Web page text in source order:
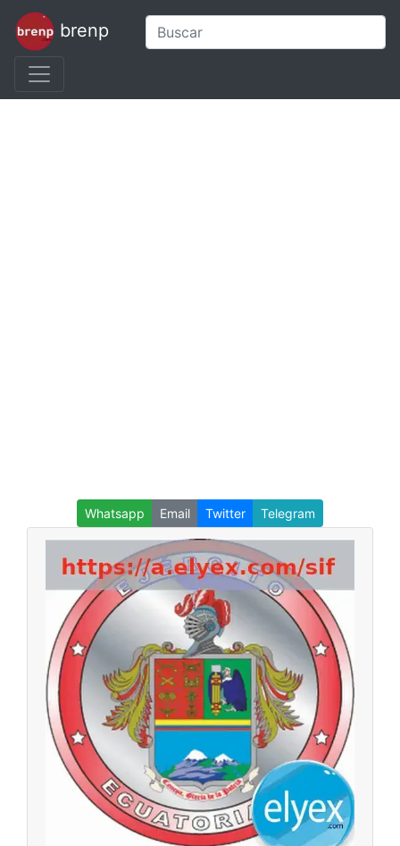
brenp
Whatsapp Email Twitter Telegram